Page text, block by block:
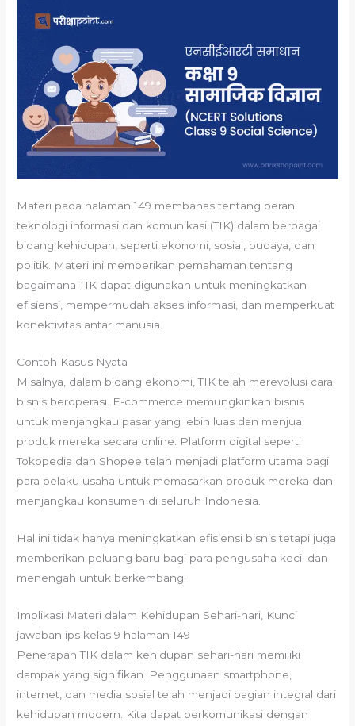
Materi pada halaman 149 membahas tentang peran
teknologi informasi dan komunikasi (TIK) dalam berbagai
bidang kehidupan, seperti ekonomi, sosial, budaya, dan
politik. Materi ini memberikan pemahaman tentang
bagaimana TIK dapat digunakan untuk meningkatkan
efisiensi, mempermudah akses informasi, dan memperkuat
konektivitas antar manusia.
Contoh Kasus Nyata
Misalnya, dalam bidang ekonomi, TIK telah merevolusi cara
bisnis beroperasi. E-commerce memungkinkan bisnis
untuk menjangkau pasar yang lebih luas dan menjual
produk mereka secara online. Platform digital seperti
Tokopedia dan Shopee telah menjadi platform utama bagi
para pelaku usaha untuk memasarkan produk mereka dan
menjangkau konsumen di seluruh Indonesia.
Hal ini tidak hanya meningkatkan efisiensi bisnis tetapi juga
memberikan peluang baru bagi para pengusaha kecil dan
menengah untuk berkembang.
Implikasi Materi dalam Kehidupan Sehari-hari, Kunci
jawaban ips kelas 9 halaman 149
Penerapan TIK dalam kehidupan sehari-hari memiliki
dampak yang signifikan. Penggunaan smartphone,
internet, dan media sosial telah menjadi bagian integral dari
kehidupan modern. Kita dapat berkomunikasi dengan